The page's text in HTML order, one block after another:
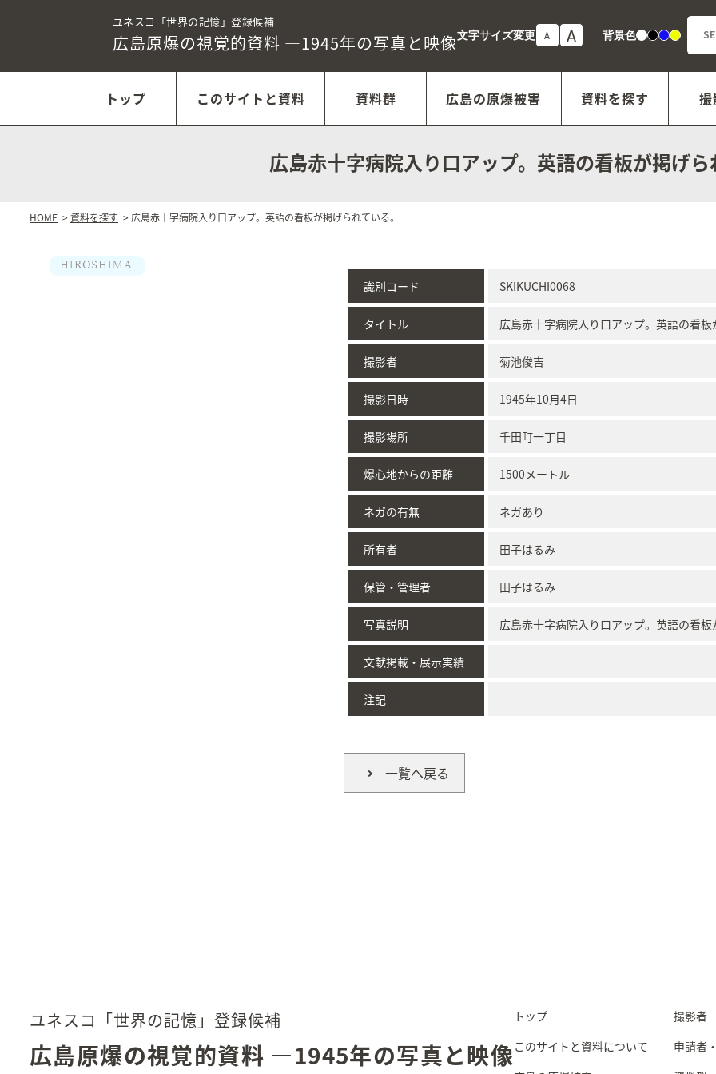
ユネスコ「世界の記憶」登録候補
広島原爆の視覚的資料 ―1945年の写真と映像文字サイズ変更 A A 背景色白黒青黄
トップ このサイトと資料 資料群 広島の原爆被害 資料を探す 撮
広島赤十字病院入り口アップ。英語の看板が掲げら
HOME >資料を探す > 広島赤十字病院入り口アップ。英語の看板が掲げられている。
識別コード SKIKUCHI0068
タイトル 広島赤十字病院入り口アップ。英語の看板
撮影者 菊池俊吉
撮影日時 1945年10月4日
撮影場所 千田町一丁目
爆心地からの距離 1500メートル
ネガの有無 ネガあり
所有者 田子はるみ
保管・管理者 田子はるみ
写真説明 広島赤十字病院入り口アップ。英語の看板
文献掲載・展示実績
注記
一覧へ戻る
ユネスコ「世界の記憶」登録候補
広島原爆の視覚的資料 ―1945年の写真と映像
トップ
このサイトと資料について
撮影者
申請者